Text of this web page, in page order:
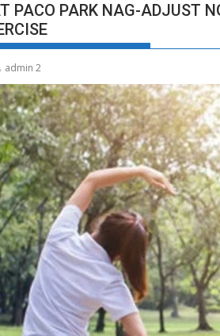
PACO PARK NAG-ADJUST
admin 2